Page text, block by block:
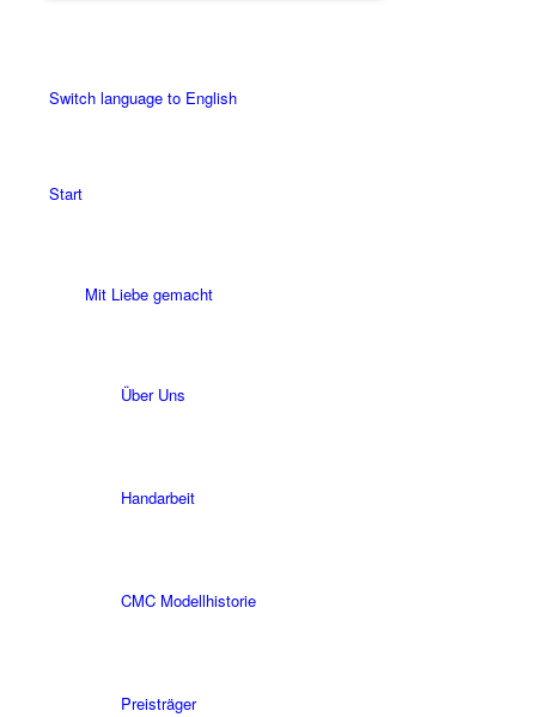
Switch language to English
Start
Mit Liebe gemacht
Über Uns
Handarbeit
CMC Modellhistorie
Preisträger